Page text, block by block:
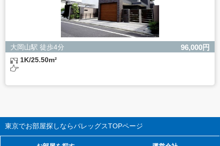
大岡山駅 徒歩4分 96,000円
1K/25.50m²
東京でお部屋探しならバレッグスTOPページ